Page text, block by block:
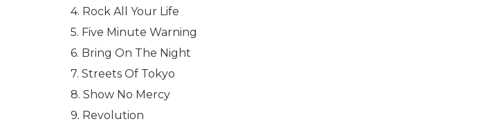
4. Rock All Your Life
5. Five Minute Warning
6. Bring On The Night
7. Streets Of Tokyo
8. Show No Mercy
9. Revolution